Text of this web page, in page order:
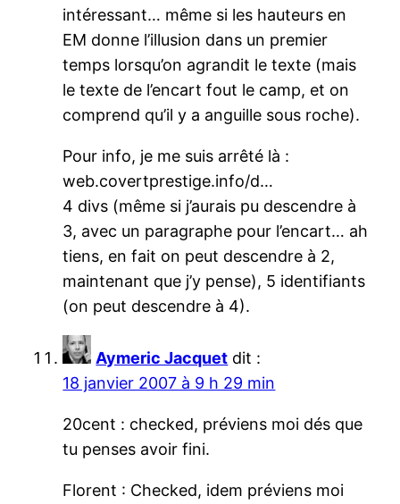
intéressant… même si les hauteurs en
EM donne l’illusion dans un premier
temps lorsqu’on agrandit le texte (mais
le texte de l’encart fout le camp, et on
comprend qu’il y a anguille sous roche).
Pour info, je me suis arrêté là :
web.covertprestige.info/d…
4 divs (même si j’aurais pu descendre à
3, avec un paragraphe pour l’encart… ah
tiens, en fait on peut descendre à 2,
maintenant que j’y pense), 5 identifiants
(on peut descendre à 4).
Aymeric Jacquet dit :
18 janvier 2007 à 9 h 29 min
20cent : checked, préviens moi dés que
tu penses avoir fini.
Florent : Checked, idem préviens moi